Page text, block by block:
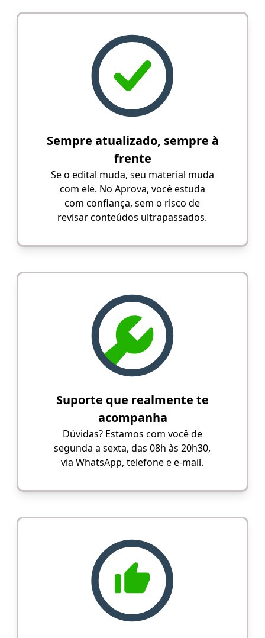
Sempre atualizado, sempre à
frente
Se o edital muda, seu material muda
com ele. No Aprova, você estuda
com confiança, sem o risco de
revisar conteúdos ultrapassados.
Suporte que realmente te
acompanha
Dúvidas? Estamos com você de
segunda a sexta, das 08h às 20h30,
via WhatsApp, telefone e e-mail.